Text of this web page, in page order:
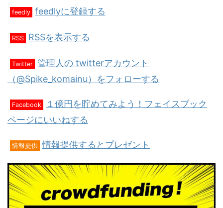
feedly feedlyに登録する
RSS RSSを表示する
Twitter 管理人の twitterアカウント
（@Spike_komainu）をフォローする
Facebook
１億円を貯めてみよう！フェイスブック
ページにいいねする
情報提供 情報提供するとプレゼント